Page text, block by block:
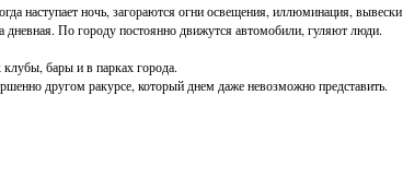
наступает ночь, загораются огни освещения, иллюминация, вывески
дневная. По городу постоянно движутся автомобили, гуляют люди.
клубы, бары и в парках города.
другом ракурсе, который днем даже невозможно представить.